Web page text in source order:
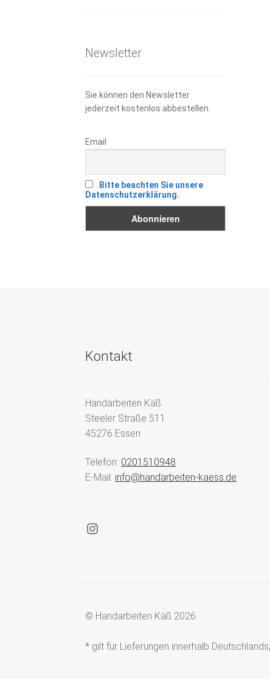
Newsletter
Sie können den Newsletter
jederzeit kostenlos abbestellen.
Email
Bitte beachten Sie unsere
Datenschutzerklärung.
Kontakt
Handarbeiten Käß
Steeler Straße 511
45276 Essen
Telefon: 0201510948
E-Mail: info@handarbeiten-kaess.de
Instagram
© Handarbeiten Käß 2026
* gilt für Lieferungen innerhalb